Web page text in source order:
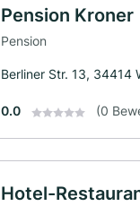
Pension Kroner
Pension
Berliner Str. 13, 34414
0.0 (0
Hotel-